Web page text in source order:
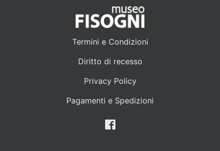
Termini e Condizioni
Diritto di recesso
Privacy Policy
Pagamenti e Spedizioni